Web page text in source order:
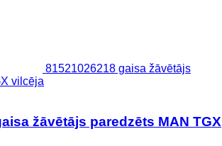
81521026218 gaisa žāvētājs
vilcēja
žāvētājs paredzēts MAN TGX